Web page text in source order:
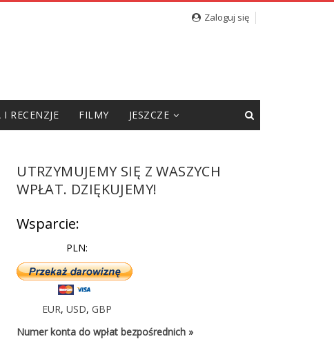
Zaloguj się
RECENZJE FILMY JESZCZE
UTRZYMUJEMY SIĘ Z WASZYCH
WPŁAT. DZIĘKUJEMY!
Wsparcie:
PLN:
EUR,USD,GBP
Numer konta do wpłat bezpośrednich »